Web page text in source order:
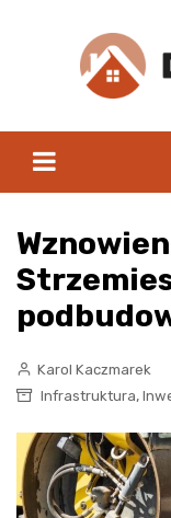
Karol Kaczmarek
Infrastruktura,